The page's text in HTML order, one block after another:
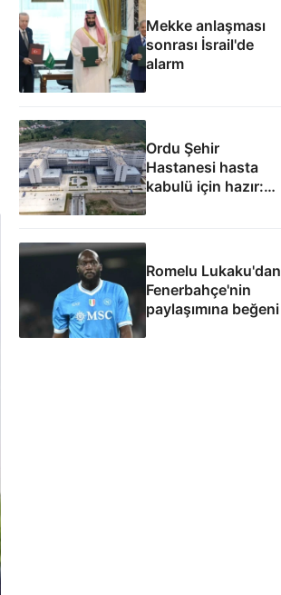
Mekke anlaşması
sonrası İsrail'de
alarm
Ordu Şehir
Hastanesi hasta
kabulü için hazır:
Eylül ayında
hedefleniyor
Romelu Lukaku'dan
Fenerbahçe'nin
paylaşımına beğeni